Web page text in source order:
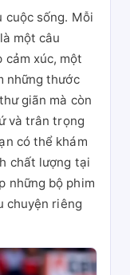
cuộc sống. Mỗi
một câu
cảm xúc, một
những thước
giãn mà còn
và trân trọng
có thể khám
chất lượng tại
những bộ phim
chuyện riêng